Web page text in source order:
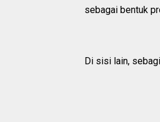
sebagai bentuk
Di sisi lain,